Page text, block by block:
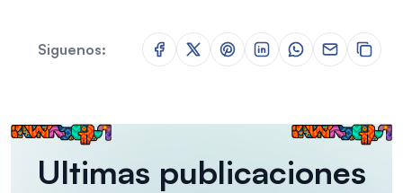
Siguenos:
Ultimas publicaciones